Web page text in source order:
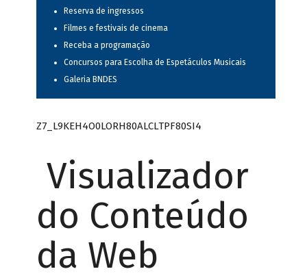
Reserva de ingressos
Filmes e festivais de cinema
Receba a programação
Concursos para Escolha de Espetáculos Musicais
Galeria BNDES
Z7_L9KEH4O0LORH80ALCLTPF80SI4
Visualizador
do Conteúdo
da Web